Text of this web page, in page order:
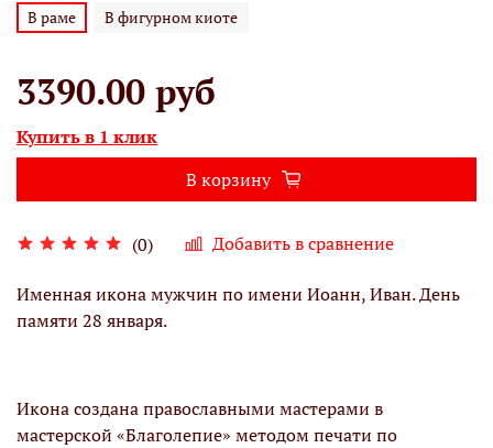
(0) Добавить в сравнение
В раме В фигурном киоте
3390.00 руб
Купить в 1 клик
В корзину
Именная икона мужчин по имени Иоанн, Иван. День
памяти 28 января.
Икона создана православными мастерами в
мастерской «Благолепие» методом печати по